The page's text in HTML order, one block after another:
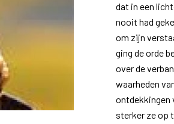
dat in een
nooit had
om zijn
ging de orde
over de
waarheden
ontdekkingen
sterker ze op